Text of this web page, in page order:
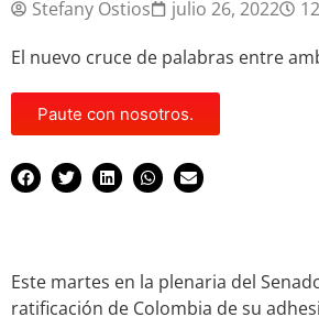
Stefany Ostios julio 26, 2022
El nuevo cruce de palabras entre
Paute con nosotros.
Este martes en la plenaria del
ratificación de Colombia de su